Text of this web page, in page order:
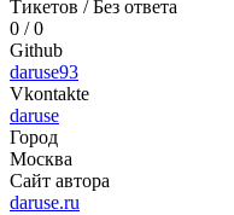
Тикетов / Без ответа
0 / 0
Github
daruse93
Vkontakte
daruse
Город
Москва
Сайт автора
daruse.ru